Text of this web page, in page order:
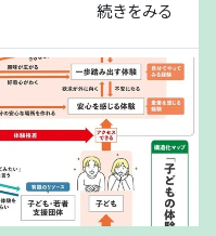
続きをみる